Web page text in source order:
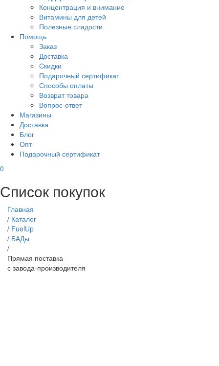
Концентрация и внимание
Витамины для детей
Полезные сладости
Помощь
Заказ
Доставка
Скидки
Подарочный сертификат
Способы оплаты
Возврат товара
Вопрос-ответ
Магазины
Доставка
Блог
Опт
Подарочный сертификат
0
Список покупок
Главная
/ Каталог
/ FuelUp
/ БАДы
/
Прямая поставка
с завода-производителя